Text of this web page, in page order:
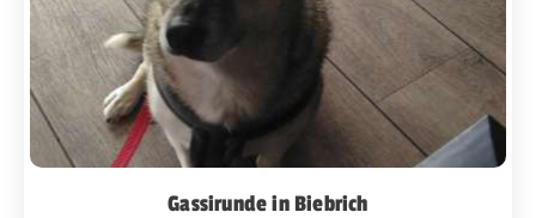
Gassirunde in Biebrich